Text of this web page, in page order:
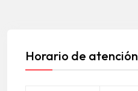
Horario de atención